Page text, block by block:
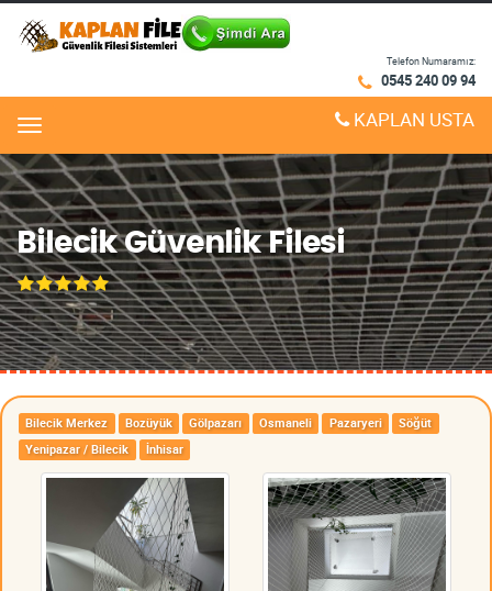
Telefon Numaramız:
0545 240 09 94
Menu KAPLAN USTA
Bilecik Güvenlik Filesi
Bilecik Merkez Bozüyük Gölpazarı Osmaneli Pazaryeri
Söğüt
Yenipazar / Bilecik
İnhisar